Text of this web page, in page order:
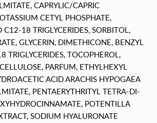
CAPRYLIC/CAPRIC
CETYL PHOSPHATE,
C12-18 TRIGLYCERIDES, SORBITOL,
GLYCERIN, DIMETHICONE, BENZYL
TRIGLYCERIDES, TOCOPHEROL,
PARFUM, ETHYLHEXYL
ACID ARACHIS HYPOGAEA
PENTAERYTHRITYL TETRA-DI-
POTENTILLA
SODIUM HYALURONATE